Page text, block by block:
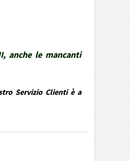
anche le mancanti
Servizio Clienti è a